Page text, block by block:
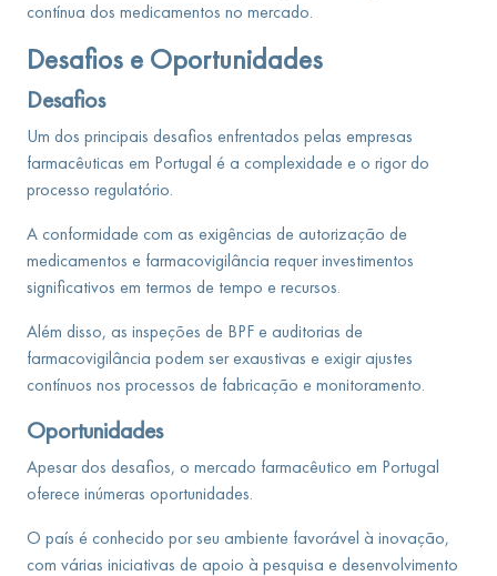
contínua dos medicamentos no mercado.
Desafios e Oportunidades
Desafios
Um dos principais desafios enfrentados pelas empresas
farmacêuticas em Portugal é a complexidade e o rigor do
processo regulatório.
A conformidade com as exigências de autorização de
medicamentos e farmacovigilância requer investimentos
significativos em termos de tempo e recursos.
Além disso, as inspeções de BPF e auditorias de
farmacovigilância podem ser exaustivas e exigir ajustes
contínuos nos processos de fabricação e monitoramento.
Oportunidades
Apesar dos desafios, o mercado farmacêutico em Portugal
oferece inúmeras oportunidades.
O país é conhecido por seu ambiente favorável à inovação,
com várias iniciativas de apoio à pesquisa e desenvolvimento